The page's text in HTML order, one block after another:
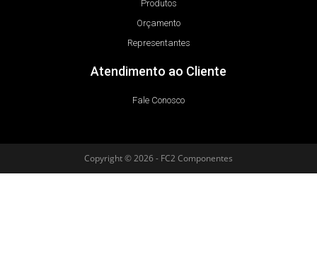
Produtos
Orçamento
Representantes
Atendimento ao Cliente
Fale Conosco
Copyright © 2026 - FC2 Componentes